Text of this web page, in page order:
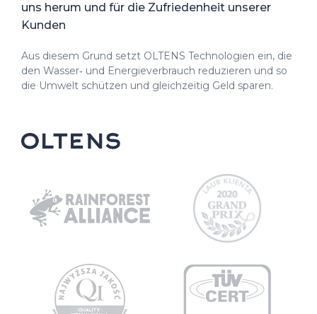
uns herum und für die Zufriedenheit unserer
Kunden
Aus diesem Grund setzt OLTENS Technologien ein, die
den Wasser‑ und Energieverbrauch reduzieren und so
die Umwelt schützen und gleichzeitig Geld sparen.